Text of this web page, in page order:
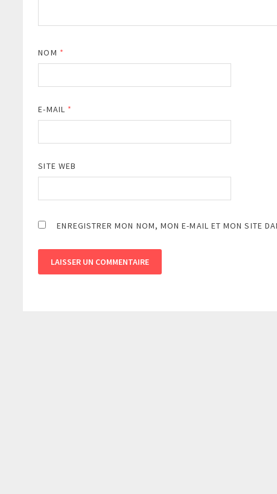
NOM *
E-MAIL *
SITE WEB
ENREGISTRER MON NOM, MON E-MAIL ET MON SITE